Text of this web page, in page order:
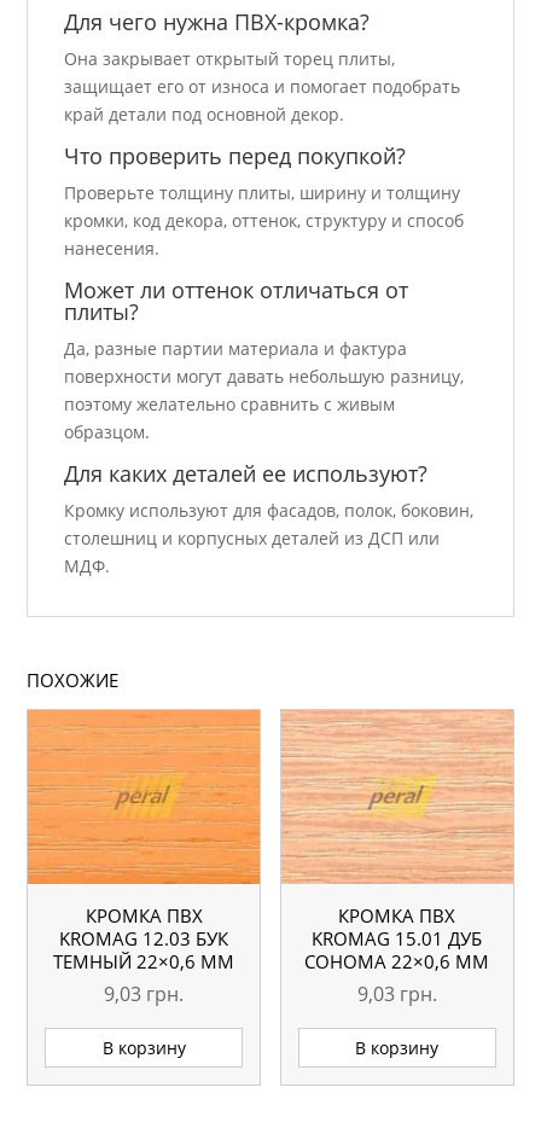
Для чего нужна ПВХ-кромка?
Она закрывает открытый торец плиты,
защищает его от износа и помогает подобрать
край детали под основной декор.
Что проверить перед покупкой?
Проверьте толщину плиты, ширину и толщину
кромки, код декора, оттенок, структуру и способ
нанесения.
Может ли оттенок отличаться от
плиты?
Да, разные партии материала и фактура
поверхности могут давать небольшую разницу,
поэтому желательно сравнить с живым
образцом.
Для каких деталей ее используют?
Кромку используют для фасадов, полок, боковин,
столешниц и корпусных деталей из ДСП или
МДФ.
ПОХОЖИЕ
КРОМКА ПВХ
KROMAG 12.03 БУК
ТЕМНЫЙ 22×0,6 ММ
9,03 грн.
В корзину
КРОМКА ПВХ
KROMAG 15.01 ДУБ
СОНОМА 22×0,6 ММ
9,03 грн.
В корзину